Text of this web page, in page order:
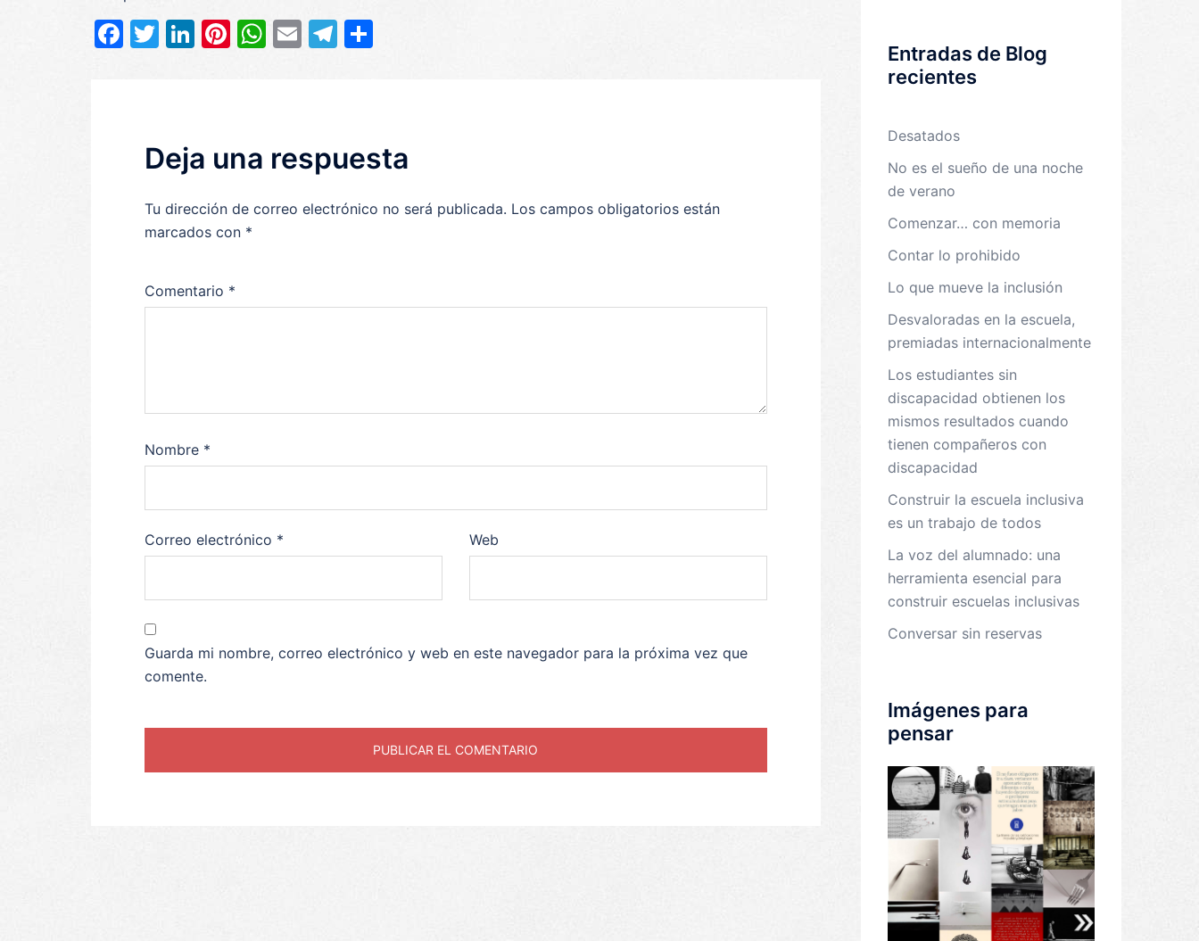
Facebook
Twitter
LinkedIn
Pinterest
WhatsApp
EmailTelegram
Deja una respuesta
Tu dirección de correo electrónico no será publicada. Los campos obligatorios están
marcados con *
Comentario *
Nombre *
Correo electrónico * Web
Guarda mi nombre, correo electrónico y web en este navegador para la próxima vez que
comente.
Entradas de Blog
recientes
Desatados
No es el sueño de una noche
de verano
Comenzar… con memoria
Contar lo prohibido
Lo que mueve la inclusión
Desvaloradas en la escuela,
premiadas internacionalmente
Los estudiantes sin
discapacidad obtienen los
mismos resultados cuando
tienen compañeros con
discapacidad
Construir la escuela inclusiva
es un trabajo de todos
La voz del alumnado: una
herramienta esencial para
construir escuelas inclusivas
Conversar sin reservas
Imágenes para
pensar